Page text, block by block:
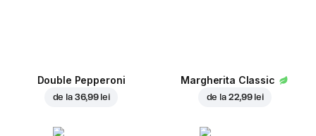
Double Pepperoni
de la 36,99 lei
Margherita Classic
de la 22,99 lei